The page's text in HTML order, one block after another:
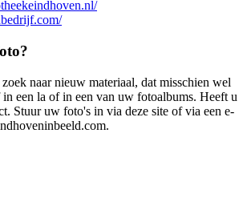
naar nieuw materiaal, dat misschien wel
een la of in een van uw fotoalbums. Heeft u
Stuur uw foto's in via deze site of via een e-